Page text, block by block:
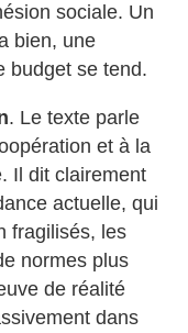
sociale. Un
bien, une
budget se tend.
. Le texte parle
et à la
Il dit clairement
actuelle, qui
fragilisés, les
normes plus
de réalité
dans